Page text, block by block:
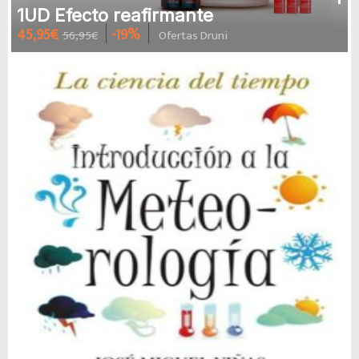
1UD Efecto reafirmante
45,95€ 56,95€ -19% Ofertas Druni